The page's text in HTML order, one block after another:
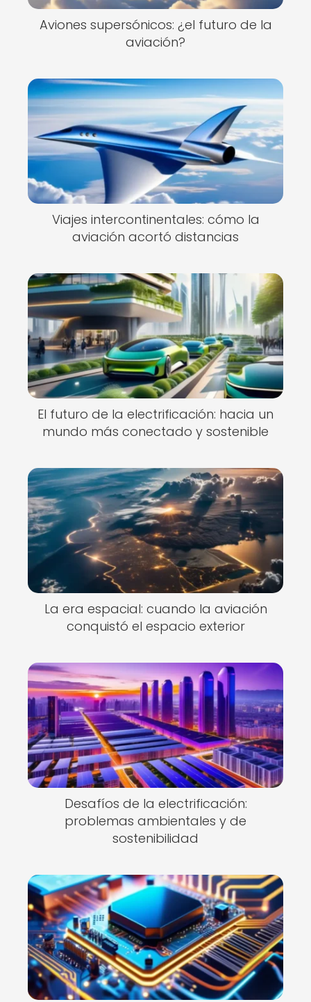
Aviones supersónicos: ¿el futuro de la
aviación?
Viajes intercontinentales: cómo la
aviación acortó distancias
El futuro de la electrificación: hacia un
mundo más conectado y sostenible
La era espacial: cuando la aviación
conquistó el espacio exterior
Desafíos de la electrificación:
problemas ambientales y de
sostenibilidad